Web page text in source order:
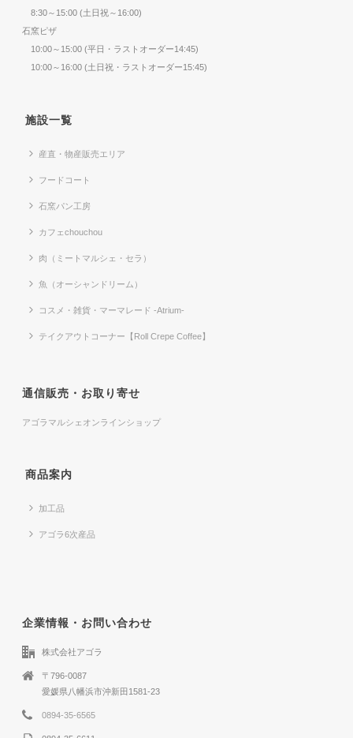
8:30～15:00 (土日祝～16:00)
石窯ピザ
10:00～15:00 (平日・ラストオーダー14:45)
10:00～16:00 (土日祝・ラストオーダー15:45)
施設一覧
産直・物産販売エリア
フードコート
石窯パン工房
カフェchouchou
肉（ミートマルシェ・セラ）
魚（オーシャンドリーム）
コスメ・雑貨・マーマレード -Atrium-
テイクアウトコーナー【Roll Crepe Coffee】
通信販売・お取り寄せ
アゴラマルシェオンラインショップ
商品案内
加工品
アゴラ6次産品
企業情報・お問い合わせ
株式会社アゴラ
〒796-0087
愛媛県八幡浜市沖新田1581-23
0894-35-6565